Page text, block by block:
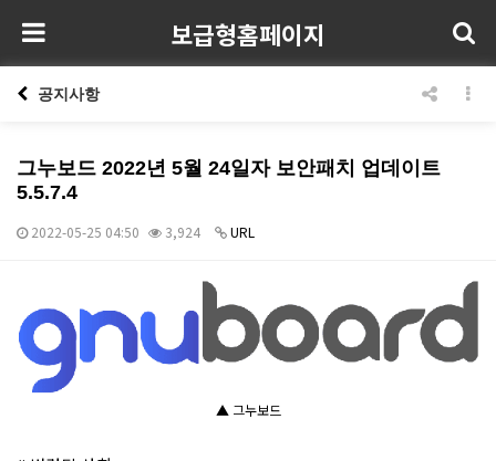
보급형홈페이지
공지사항
그누보드 2022년 5월 24일자 보안패치 업데이트
5.5.7.4
2022-05-25 04:50 3,924 URL
▲ 그누보드